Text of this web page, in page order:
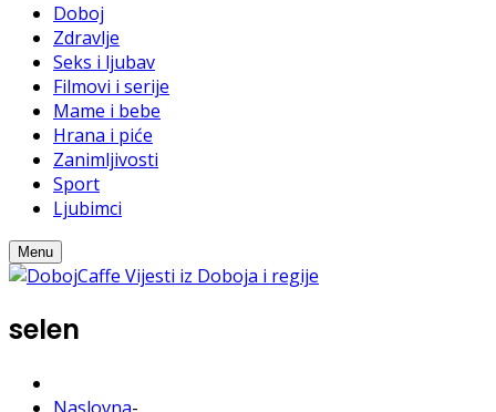
Doboj
Zdravlje
Seks i ljubav
Filmovi i serije
Mame i bebe
Hrana i piće
Zanimljivosti
Sport
Ljubimci
Menu
selen